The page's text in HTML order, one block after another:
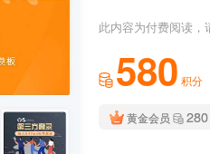
此内容为付费阅读，
580 积分
黄金会员 280